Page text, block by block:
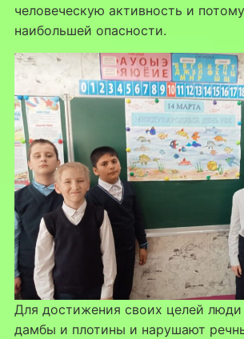
человеческую активность и
наибольшей опасности.
Для достижения своих целей люди
дамбы и плотины и нарушают